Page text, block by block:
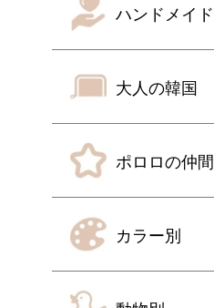
ハンドメイド
大人の韓国
ポロロの仲間
カラー別